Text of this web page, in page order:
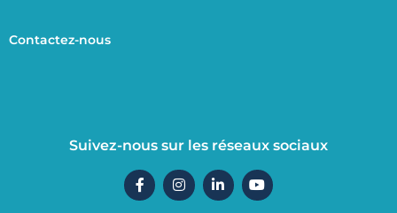
Contactez-nous
Suivez-nous sur les réseaux sociaux
F
a
c
I
n
s
L
i
n
Y
o
u